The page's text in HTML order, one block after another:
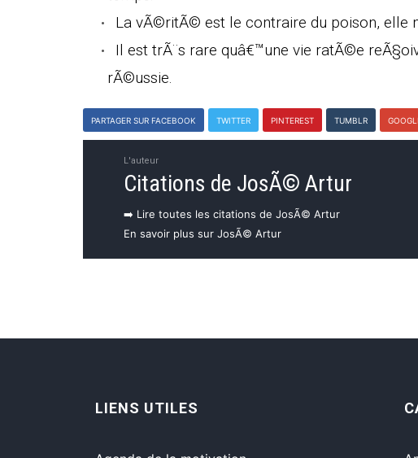
La vÃ©ritÃ© est le contraire du poison, elle
Il est trÃ¨s rare quâ€™une vie ratÃ©e
rÃ©ussie.
PARTAGER SUR FACEBOOK TWITTER PINTEREST TUMBLR
L'auteur
Citations de JosÃ© Artur
➡️ Lire toutes les citations de JosÃ© Artur
En savoir plus sur JosÃ© Artur
LIENS UTILES